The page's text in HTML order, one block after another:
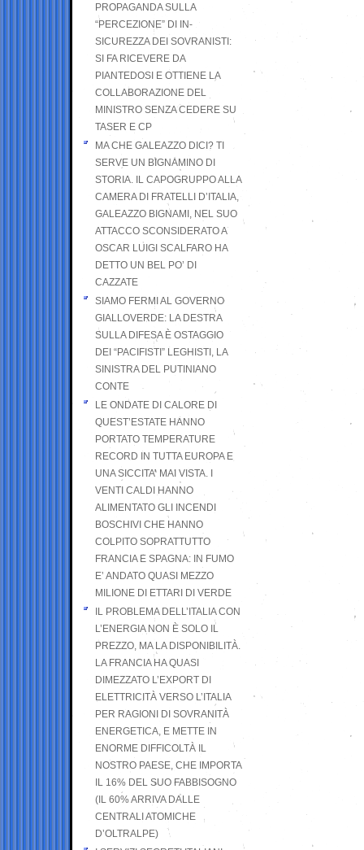
PROPAGANDA SULLA
“PERCEZIONE” DI IN-
SICUREZZA DEI SOVRANISTI:
SI FA RICEVERE DA
PIANTEDOSI E OTTIENE LA
COLLABORAZIONE DEL
MINISTRO SENZA CEDERE SU
TASER E CP
MA CHE GALEAZZO DICI? TI
SERVE UN BIGNAMINO DI
STORIA. IL CAPOGRUPPO ALLA
CAMERA DI FRATELLI D’ITALIA,
GALEAZZO BIGNAMI, NEL SUO
ATTACCO SCONSIDERATO A
OSCAR LUIGI SCALFARO HA
DETTO UN BEL PO’ DI
CAZZATE
SIAMO FERMI AL GOVERNO
GIALLOVERDE: LA DESTRA
SULLA DIFESA È OSTAGGIO
DEI “PACIFISTI” LEGHISTI, LA
SINISTRA DEL PUTINIANO
CONTE
LE ONDATE DI CALORE DI
QUEST’ESTATE HANNO
PORTATO TEMPERATURE
RECORD IN TUTTA EUROPA E
UNA SICCITA’ MAI VISTA. I
VENTI CALDI HANNO
ALIMENTATO GLI INCENDI
BOSCHIVI CHE HANNO
COLPITO SOPRATTUTTO
FRANCIA E SPAGNA: IN FUMO
E’ ANDATO QUASI MEZZO
MILIONE DI ETTARI DI VERDE
IL PROBLEMA DELL’ITALIA CON
L’ENERGIA NON È SOLO IL
PREZZO, MA LA DISPONIBILITÀ.
LA FRANCIA HA QUASI
DIMEZZATO L’EXPORT DI
ELETTRICITÀ VERSO L’ITALIA
PER RAGIONI DI SOVRANITÀ
ENERGETICA, E METTE IN
ENORME DIFFICOLTÀ IL
NOSTRO PAESE, CHE IMPORTA
IL 16% DEL SUO FABBISOGNO
(IL 60% ARRIVA DALLE
CENTRALI ATOMICHE
D’OLTRALPE)